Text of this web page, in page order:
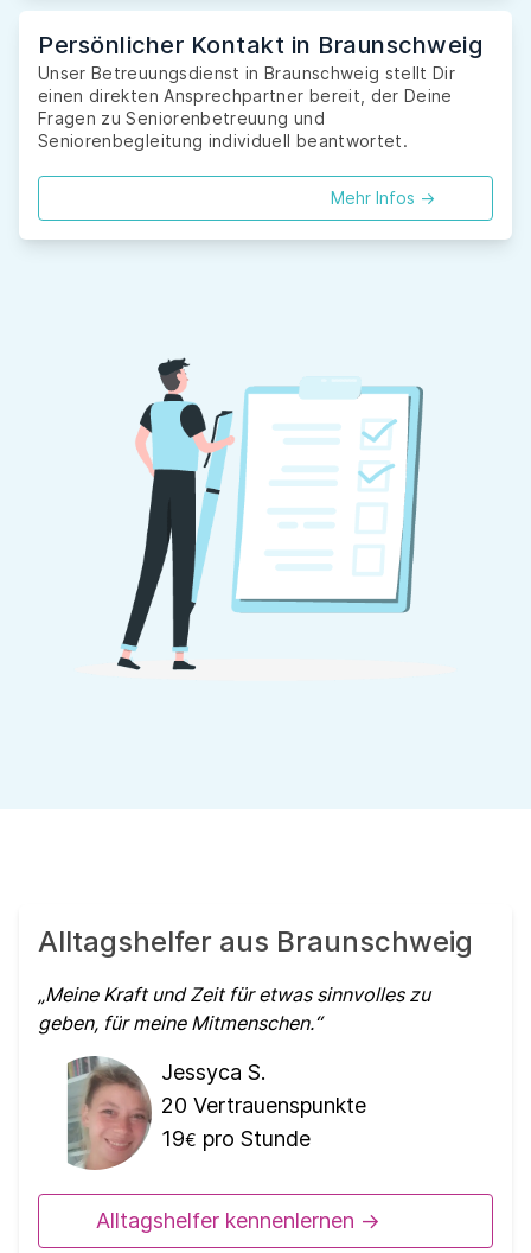
Persönlicher Kontakt in Braunschweig
Unser Betreuungsdienst in Braunschweig stellt Dir
einen direkten Ansprechpartner bereit, der Deine
Fragen zu Seniorenbetreuung und
Seniorenbegleitung individuell beantwortet.
Mehr Infos ->
Alltagshelfer aus Braunschweig
Meine Kraft und Zeit für etwas sinnvolles zu
geben, für meine Mitmenschen.
Jessyca S.
20 Vertrauenspunkte
19€ pro Stunde
Alltagshelfer kennenlernen ->